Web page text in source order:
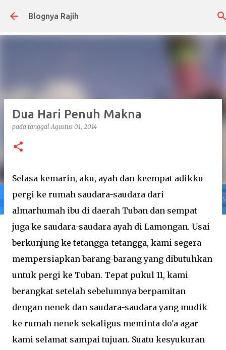
Langsung ke konten utama
Blognya Rajih
Dua Hari Penuh Makna
pada tanggalAgustus 01, 2014
Selasa kemarin, aku, ayah dan keempat adikku
pergi ke rumah saudara-saudara dari
almarhumah ibu di daerah Tuban dan sempat
juga ke saudara-saudara ayah di Lamongan. Usai
berkunjung ke tetangga-tetangga, kami segera
mempersiapkan barang-barang yang dibutuhkan
untuk pergi ke Tuban. Tepat pukul 11, kami
berangkat setelah sebelumnya berpamitan
dengan nenek dan saudara-saudara yang mudik
ke rumah nenek sekaligus meminta do'a agar
kami selamat sampai tujuan. Suatu kesyukuran